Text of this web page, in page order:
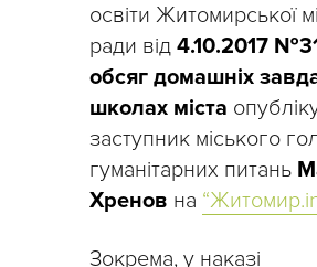
освіти Житомирської
ради від 4.10.2017
обсяг домашніх
школах міста
заступник міського
гуманітарних питань
Хренов на
Зокрема, у наказі